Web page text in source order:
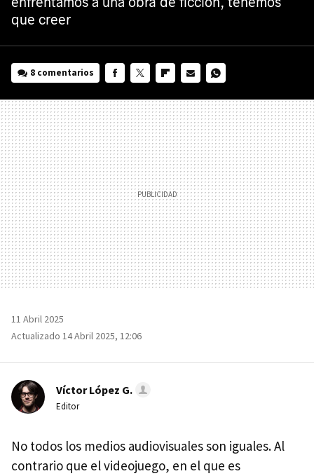
que creer
8 comentarios
MAIL
11 Abril 2025
Actualizado 14 Abril 2025, 12:06
Víctor López G.
Editor
No todos los medios audiovisuales son iguales. Al
contrario que el videojuego, en el que es